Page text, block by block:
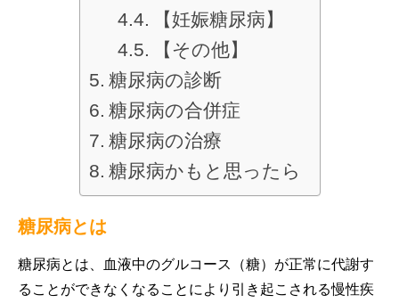
【妊娠糖尿病】
【その他】
糖尿病の診断
糖尿病の合併症
糖尿病の治療
糖尿病かもと思ったら
糖尿病とは
糖尿病とは、血液中のグルコース（糖）が正常に代謝す
ることができなくなることにより引き起こされる慢性疾